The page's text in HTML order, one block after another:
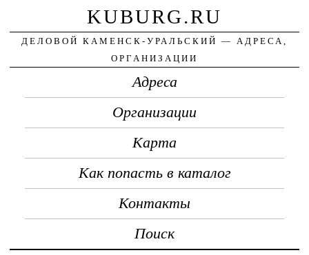
KUBURG.RU
ДЕЛОВОЙ КАМЕНСК-УРАЛЬСКИЙ — АДРЕСА,
ОРГАНИЗАЦИИ
Адреса
Организации
Карта
Как попасть в каталог
Контакты
Поиск